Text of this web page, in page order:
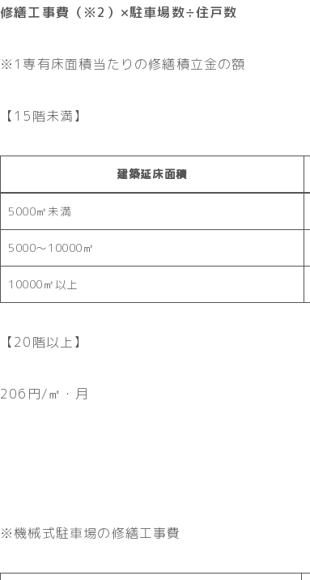
修繕工事費（※2）×駐車場数÷住戸数
※1専有床面積当たりの修繕積立金の額
【15階未満】
建築延床面積
5000㎡未満
5000〜10000㎡
10000㎡以上
【20階以上】
206円/㎡・月
※機械式駐車場の修繕工事費